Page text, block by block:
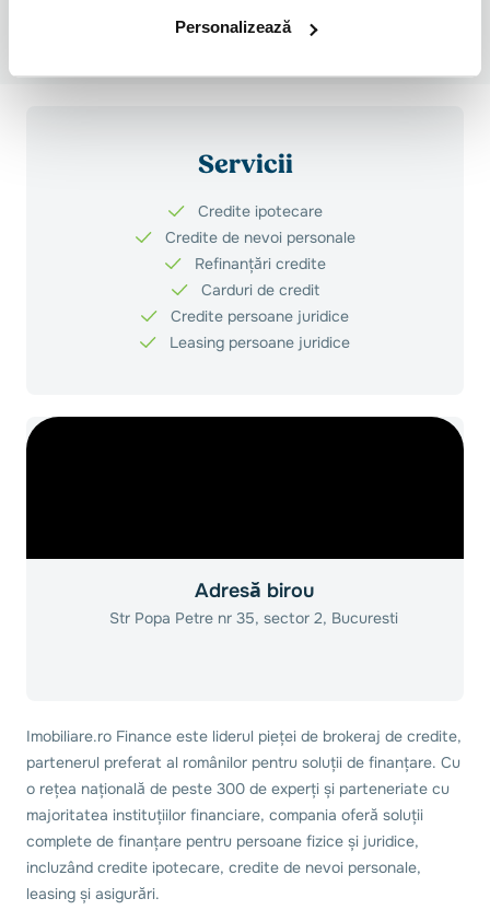
Personalizează
2.637,61 lei pentru perioada de dobândă variabilă, DAE 7,62% și valoarea totală
Servicii
Credite ipotecare
Credite de nevoi personale
Refinanțări credite
Carduri de credit
Credite persoane juridice
Leasing persoane juridice
Adresă birou
Str Popa Petre nr 35, sector 2, Bucuresti
Imobiliare.ro Finance este liderul pieței de brokeraj de credite,
partenerul preferat al românilor pentru soluții de finanțare. Cu
o rețea națională de peste 300 de experți și parteneriate cu
majoritatea instituțiilor financiare, compania oferă soluții
complete de finanțare pentru persoane fizice și juridice,
incluzând credite ipotecare, credite de nevoi personale,
leasing și asigurări.